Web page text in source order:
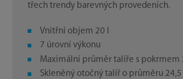
třech trendy barevných provedeních.
Vnitřní objem 20 l
7 úrovní výkonu
Maximální průměr talíře s pokrmem
Skleněný otočný talíř o průměru 24,5